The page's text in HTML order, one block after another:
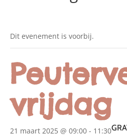
Dit evenement is voorbij.
vrijdag
21 maart 2025 @ 09:00 - 11:30